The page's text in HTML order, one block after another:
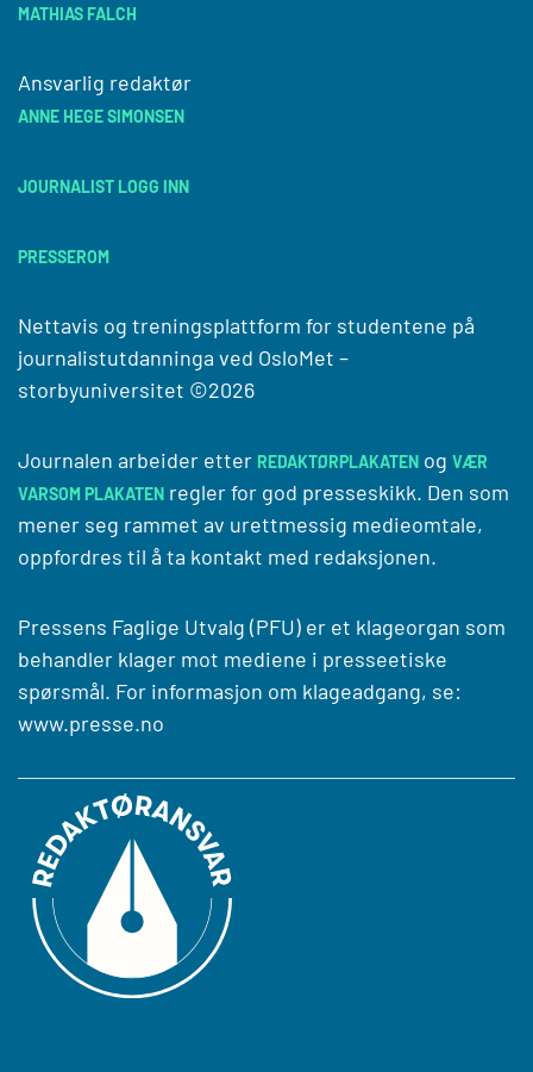
MATHIAS FALCH
Ansvarlig redaktør
ANNE HEGE SIMONSEN
JOURNALIST LOGG INN
PRESSEROM
Nettavis og treningsplattform for studentene på
journalistutdanninga ved OsloMet –
storbyuniversitet ©2026
Journalen arbeider etter REDAKTØRPLAKATEN og VÆR
VARSOM PLAKATEN regler for god presseskikk. Den som
mener seg rammet av urettmessig medieomtale,
oppfordres til å ta kontakt med redaksjonen.
Pressens Faglige Utvalg (PFU) er et klageorgan som
behandler klager mot mediene i presseetiske
spørsmål. For informasjon om klageadgang, se:
www.presse.no